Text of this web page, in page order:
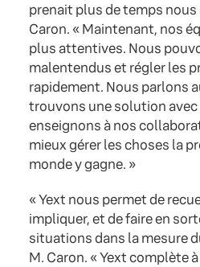
prenait plus de temps nous
Caron. « Maintenant, nos
plus attentives. Nous
malentendus et régler les
rapidement. Nous parlons
trouvons une solution avec
enseignons à nos
mieux gérer les choses la
monde y gagne. »
« Yext nous permet de
impliquer, et de faire en
situations dans la mesure
M. Caron. « Yext complète